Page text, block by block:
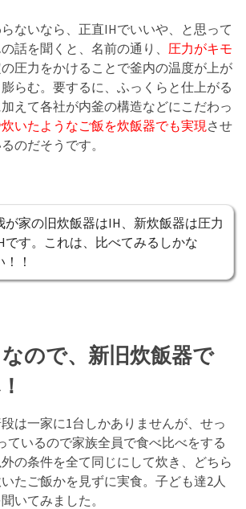
ないなら、正直IHでいいや、と思って
話を聞くと、名前の通り、 圧力がキモ
圧力をかけることで釜内の温度が上が
らむ。要するに、ふっくらと仕上がる
えて各社が内釜の構造などにこだわっ
いたようなご飯を炊飯器でも実現させ
のだそうです。
が家の旧炊飯器はIH、新炊飯器は圧力
です。これは、比べてみるしかな
！！
ので、新旧炊飯器で
は一家に1台しかありませんが、せっ
ているので家族全員で食べ比べをする
の条件を全て同じにして炊き、どちら
たご飯かを見ずに実食。子ども達2人
いてみました。